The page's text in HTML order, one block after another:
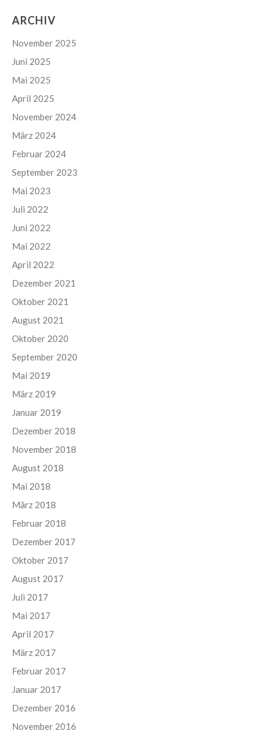
ARCHIV
November 2025
Juni 2025
Mai 2025
April 2025
November 2024
März 2024
Februar 2024
September 2023
Mai 2023
Juli 2022
Juni 2022
Mai 2022
April 2022
Dezember 2021
Oktober 2021
August 2021
Oktober 2020
September 2020
Mai 2019
März 2019
Januar 2019
Dezember 2018
November 2018
August 2018
Mai 2018
März 2018
Februar 2018
Dezember 2017
Oktober 2017
August 2017
Juli 2017
Mai 2017
April 2017
März 2017
Februar 2017
Januar 2017
Dezember 2016
November 2016